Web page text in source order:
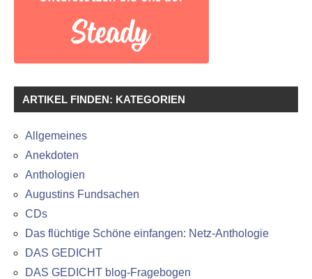
ARTIKEL FINDEN: KATEGORIEN
Allgemeines
Anekdoten
Anthologien
Augustins Fundsachen
CDs
Das flüchtige Schöne einfangen: Netz-Anthologie
DAS GEDICHT
DAS GEDICHT blog-Fragebogen